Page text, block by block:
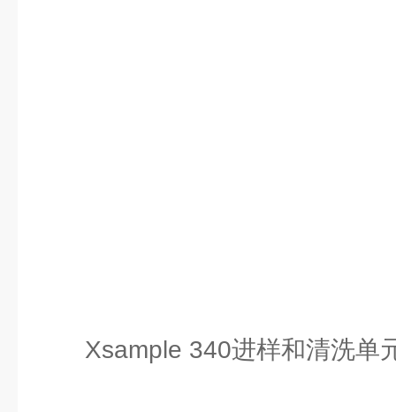
Xsample 340进样和清洗单